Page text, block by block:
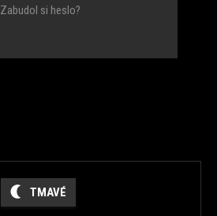
Zabudol si heslo?
TMAVÉ